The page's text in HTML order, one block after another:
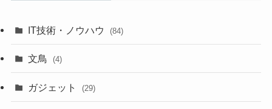
IT技術・ノウハウ (84)
文鳥 (4)
ガジェット (29)